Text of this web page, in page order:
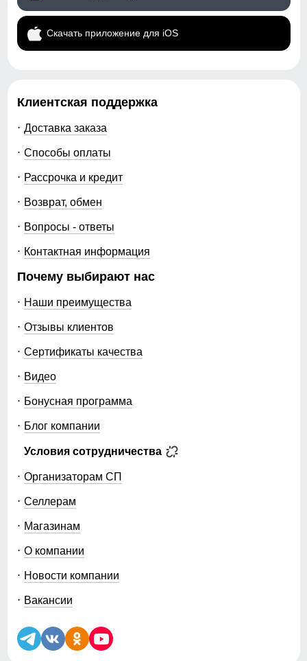
Скачать приложение для iOS
Клиентская поддержка
Доставка заказа
Способы оплаты
Рассрочка и кредит
Возврат, обмен
Вопросы - ответы
Контактная информация
Почему выбирают нас
Наши преимущества
Отзывы клиентов
Сертификаты качества
Видео
Бонусная программа
Блог компании
Условия сотрудничества
Организаторам СП
Селлерам
Магазинам
О компании
Новости компании
Вакансии